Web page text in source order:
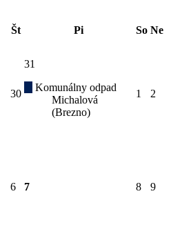
Št Pi So Ne
30
31
Komunálny odpad
Michalová
(Brezno)
1 2
6 7 8 9